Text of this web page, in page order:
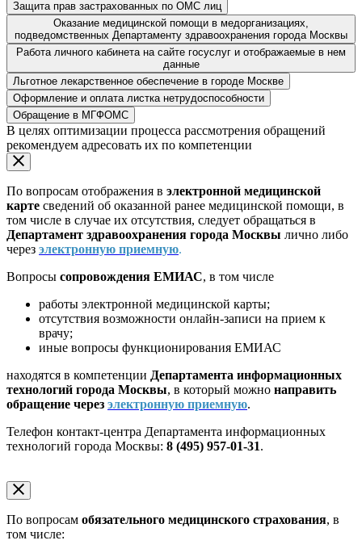
Защита прав застрахованных по ОМС лиц
Оказание медицинской помощи в медорганизациях,
подведомственных Департаменту здравоохранения города Москвы
Работа личного кабинета на сайте госуслуг и отображаемые в нем
данные
Льготное лекарственное обеспечение в городе Москве
Оформление и оплата листка нетрудоспособности
Обращение в МГФОМС
В целях оптимизации процесса рассмотрения обращений
рекомендуем адресовать их по компетенции
По вопросам отображения в электронной медицинской
карте сведений об оказанной ранее медицинской помощи, в
том числе в случае их отсутствия, следует обращаться в
Департамент здравоохранения города Москвы лично либо
через электронную приемную.
Вопросы сопровождения ЕМИАС, в том числе
работы электронной медицинской карты;
отсутствия возможности онлайн-записи на прием к
врачу;
иные вопросы функционирования ЕМИАС
находятся в компетенции Департамента информационных
технологий города Москвы, в который можно направить
обращение через электронную приемную.
Телефон контакт-центра Департамента информационных
технологий города Москвы: 8 (495) 957-01-31.
По вопросам обязательного медицинского страхования, в
том числе: